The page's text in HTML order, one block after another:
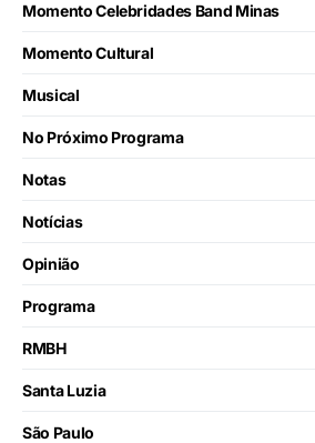
Momento Celebridades Band Minas
Momento Cultural
Musical
No Próximo Programa
Notas
Notícias
Opinião
Programa
RMBH
Santa Luzia
São Paulo